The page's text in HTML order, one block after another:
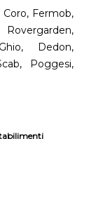
Coro, Fermob,
Dedon,
Poggesi,